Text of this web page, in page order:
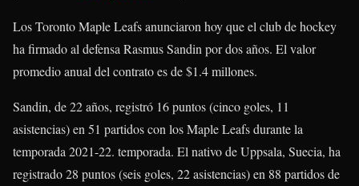
Los Toronto Maple Leafs anunciaron hoy que el club de hockey
ha firmado al defensa Rasmus Sandin por dos años. El valor
promedio anual del contrato es de $1.4 millones.
Sandin, de 22 años, registró 16 puntos (cinco goles, 11
asistencias) en 51 partidos con los Maple Leafs durante la
temporada 2021-22. temporada. El nativo de Uppsala, Suecia, ha
registrado 28 puntos (seis goles, 22 asistencias) en 88 partidos de